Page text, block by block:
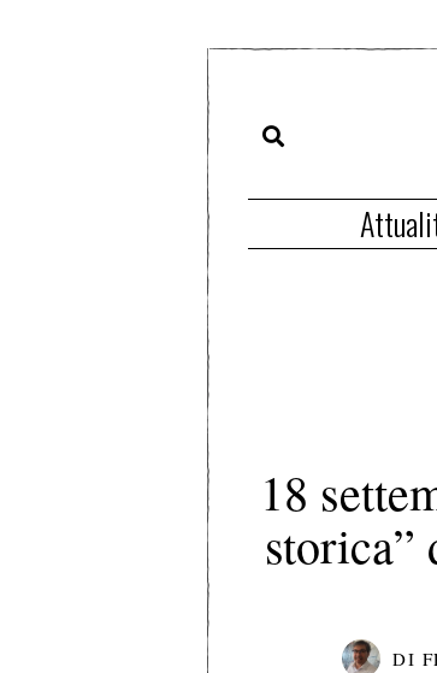
18
storica”
DI